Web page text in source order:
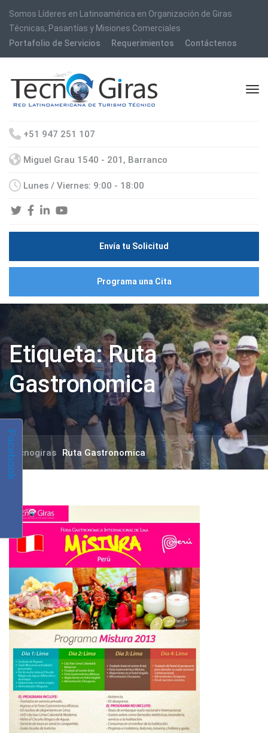
Somos Líderes en Latinoamérica en Organización de Giras
Técnicas, Pasantías y Misiones Comerciales
Portafolio de Servicios
Requerimientos Contáctenos
+51 947 251 107
Miguel Grau 1540 - 201, Barranco
Lunes / Viernes: 9:00 - 18:00
Envía tu Solicitud
Programa una Cita
Etiqueta:Ruta
Gastronomica
Tecnogiras Ruta Gastronomica
Facebook